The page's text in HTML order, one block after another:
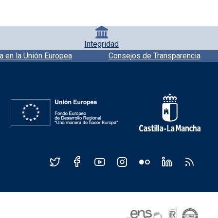
Integridad
en la Unión Europea
Consejos de Transparencia